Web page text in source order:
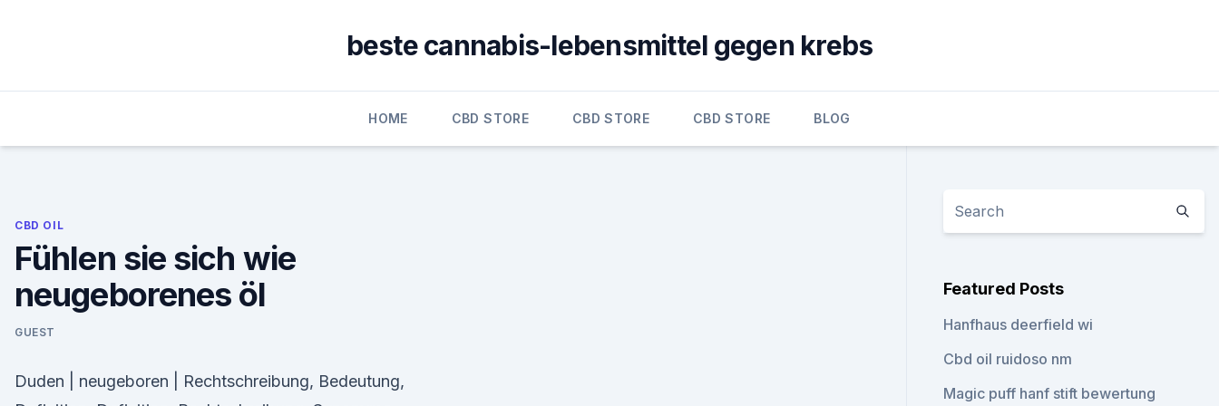
beste cannabis-lebensmittel gegen krebs
HOME CBD STORE CBD STORE CBD STORE BLOG
CBD OIL
Fühlen sie sich wie
neugeborenes öl
GUEST
Duden | neugeboren | Rechtschreibung, Bedeutung,
Featured Posts
Hanfhaus deerfield wi
Cbd oil ruidoso nm
Magic puff hanf stift bewertung